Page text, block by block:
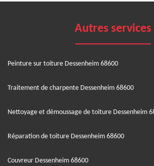
Autres services
Peinture sur toiture Dessenheim 68600
Traitement de charpente Dessenheim 68600
Nettoyage et démoussage de toiture Dessenheim
Réparation de toiture Dessenheim 68600
Couvreur Dessenheim 68600